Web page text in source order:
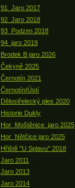
91_Jaro 2017
92_Jaro 2018
93_Podzim 2018
94_jaro 2019
Brodek B jaro 2026
Čekyně 2025
Černotín 2021
Černotín/Ústí
Dělostřelecký ples 2020
Historie Dukly
Hor_Moštěnice_jaro 2025
Hor_Nětčice jaro 2025
Hřiště "U Splavu" 2018
Jaro 2011
Jaro 2013
Jaro 2014